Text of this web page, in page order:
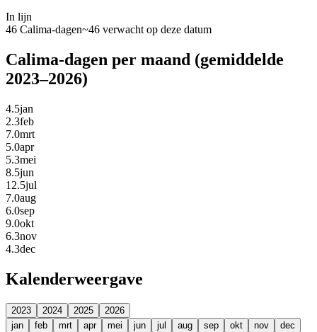
In lijn
46 Calima-dagen~46 verwacht op deze datum
Calima-dagen per maand (gemiddelde
2023–2026)
4.5jan
2.3feb
7.0mrt
5.0apr
5.3mei
8.5jun
12.5jul
7.0aug
6.0sep
9.0okt
6.3nov
4.3dec
Kalenderweergave
2023 2024 2025
2026
jan
feb mrt apr mei jun jul aug sep okt nov dec